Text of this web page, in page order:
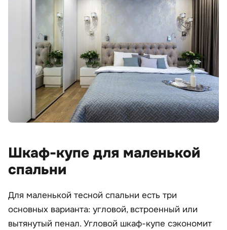
Шкаф-купе для маленькой
спальни
Для маленькой тесной спальни есть три
основных варианта: угловой, встроенный или
вытянутый пенал. Угловой шкаф-купе сэкономит